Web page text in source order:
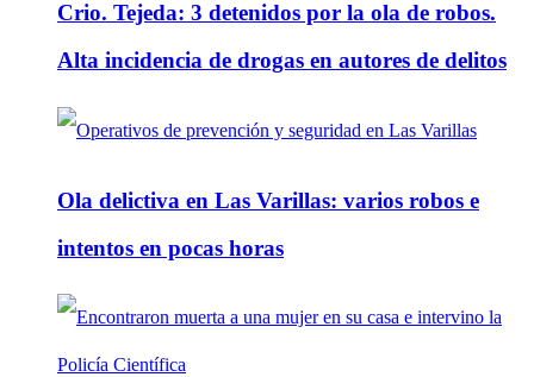
Crio. Tejeda: 3 detenidos por la ola de robos.
Alta incidencia de drogas en autores de delitos
Ola delictiva en Las Varillas: varios robos e
intentos en pocas horas